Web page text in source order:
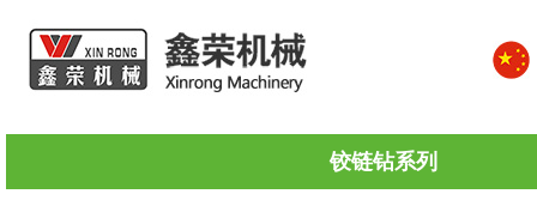
铰链钻系列